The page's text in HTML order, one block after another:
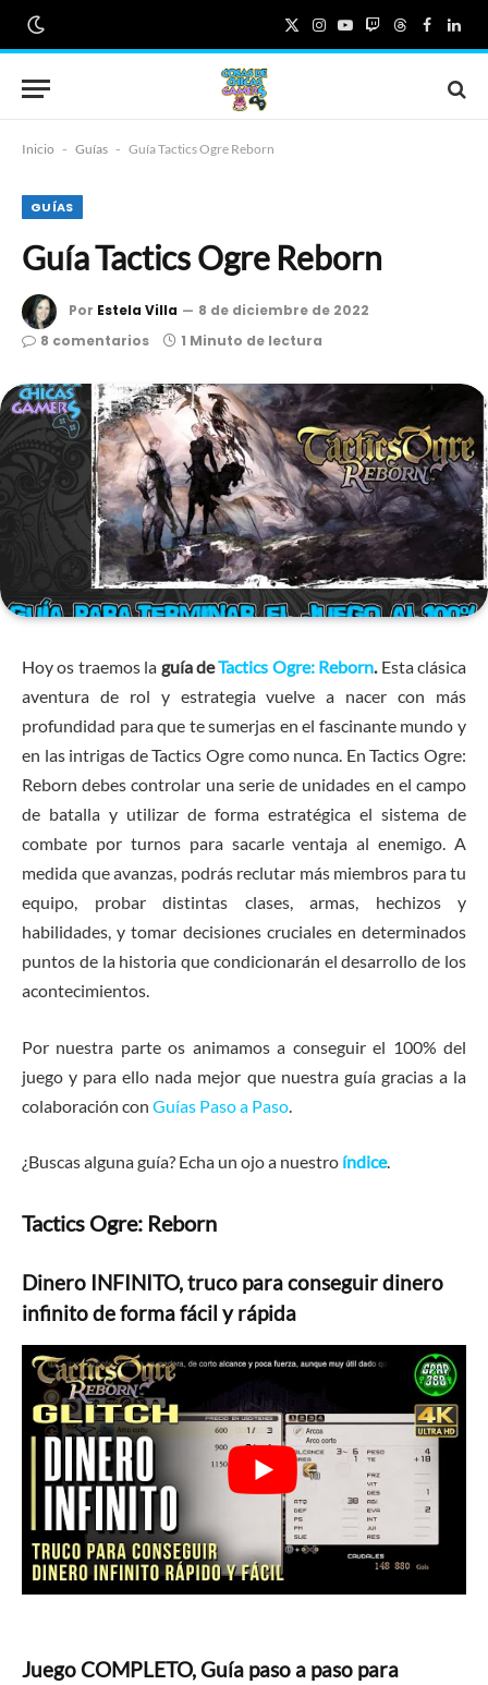
X
(Twitter)
Instagram
YouTube
TwitchThreads
Inicio - Guías - Guía Tactics Ogre Reborn
GUÍAS
Guía Tactics Ogre Reborn
Por Estela Villa
8 de diciembre de 2022
8 comentarios
1 Minuto de lectura
Hoy os traemos la guía deTactics Ogre: Reborn. Esta clásica
aventura de rol y estrategia vuelve a nacer con más
profundidad para que te sumerjas en el fascinante mundo y
en las intrigas de Tactics Ogre como nunca. En Tactics Ogre:
Reborn debes controlar una serie de unidades en el campo
de batalla y utilizar de forma estratégica el sistema de
combate por turnos para sacarle ventaja al enemigo. A
medida que avanzas, podrás reclutar más miembros para tu
equipo, probar distintas clases, armas, hechizos y
habilidades, y tomar decisiones cruciales en determinados
puntos de la historia que condicionarán el desarrollo de los
acontecimientos.
Por nuestra parte os animamos a conseguir el 100% del
juego y para ello nada mejor que nuestra guía gracias a la
colaboración con Guías Paso a Paso.
¿Buscas alguna guía? Echa un ojo a nuestro índice.
Tactics Ogre: Reborn
Dinero INFINITO, truco para conseguir dinero
infinito de forma fácil y rápida
Juego COMPLETO, Guía paso a paso para